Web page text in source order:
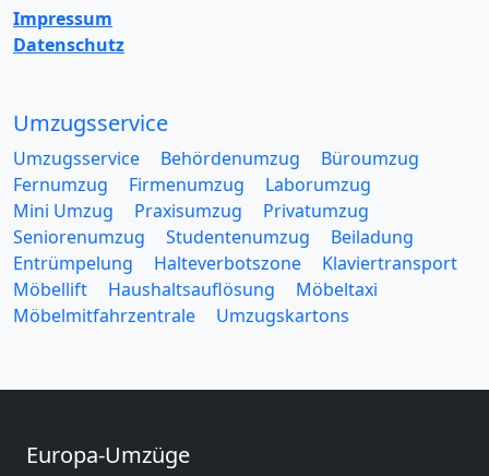
Impressum
Datenschutz
Umzugsservice
Umzugsservice Behördenumzug
Büroumzug
Fernumzug
Firmenumzug
Laborumzug
Mini Umzug
Praxisumzug
Privatumzug
Seniorenumzug
Studentenumzug
Beiladung
Entrümpelung
Halteverbotszone
Klaviertransport
Möbellift
Haushaltsauflösung
Möbeltaxi
Möbelmitfahrzentrale
Umzugskartons
Europa-Umzüge